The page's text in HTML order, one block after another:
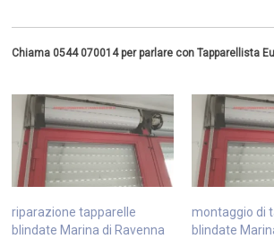
Chiama 0544 070014 per parlare con Tapparellista
riparazione tapparelle
blindate Marina di Ravenna
montaggio di
blindate